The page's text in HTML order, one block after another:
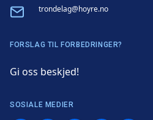
Email trondelag@hoyre.no
FORSLAG TIL FORBEDRINGER?
Gi oss beskjed!
SOSIALE MEDIER